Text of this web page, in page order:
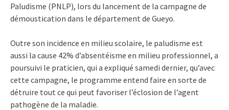
Paludisme (PNLP), lors du lancement de la campagne de
démoustication dans le département de Gueyo.
Outre son incidence en milieu scolaire, le paludisme est
aussi la cause 42% d’absentéisme en milieu professionnel, a
poursuivi le praticien, qui a expliqué samedi dernier, qu’avec
cette campagne, le programme entend faire en sorte de
détruire tout ce qui peut favoriser l’éclosion de l’agent
pathogène de la maladie.